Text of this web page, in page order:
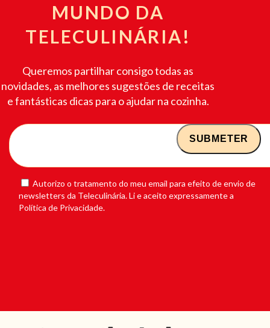
MUNDO DA
TELECULINÁRIA!
Queremos partilhar consigo todas as
novidades, as melhores sugestões de receitas
e fantásticas dicas para o ajudar na cozinha.
Autorizo o tratamento do meu email para efeito de envio de
newsletters da Teleculinária. Li e aceito expressamente a
Política de Privacidade.